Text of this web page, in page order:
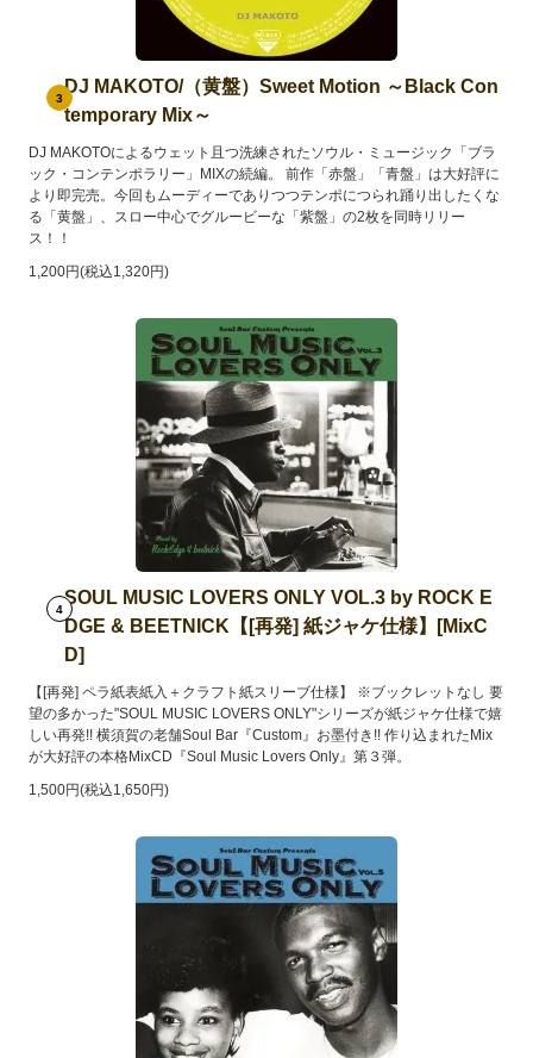
3
DJ MAKOTO/（黄盤）Sweet Motion ～Black Con
temporary Mix～
DJ MAKOTOによるウェット且つ洗練されたソウル・ミュージック「ブラ
ック・コンテンポラリー」MIXの続編。 前作「赤盤」「青盤」は大好評に
より即完売。今回もムーディーでありつつテンポにつられ踊り出したくな
る「黄盤」、スロー中心でグルービーな「紫盤」の2枚を同時リリー
ス！！
1,200円(税込1,320円)
4
SOUL MUSIC LOVERS ONLY VOL.3 by ROCK E
DGE & BEETNICK【[再発] 紙ジャケ仕様】[MixC
D]
【[再発] ペラ紙表紙入＋クラフト紙スリーブ仕様】 ※ブックレットなし 要
望の多かった"SOUL MUSIC LOVERS ONLY"シリーズが紙ジャケ仕様で嬉
しい再発!! 横須賀の老舗Soul Bar『Custom』お墨付き!! 作り込まれたMix
が大好評の本格MixCD『Soul Music Lovers Only』第３弾。
1,500円(税込1,650円)